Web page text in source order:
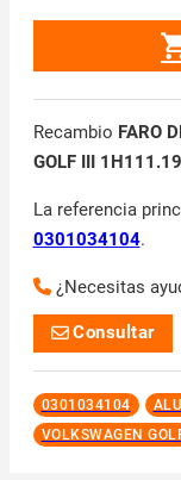
Recambio FARO
GOLF III
La referencia
0301034104.
¿Necesitas
Consultar
0301034104
VOLKSWAGEN